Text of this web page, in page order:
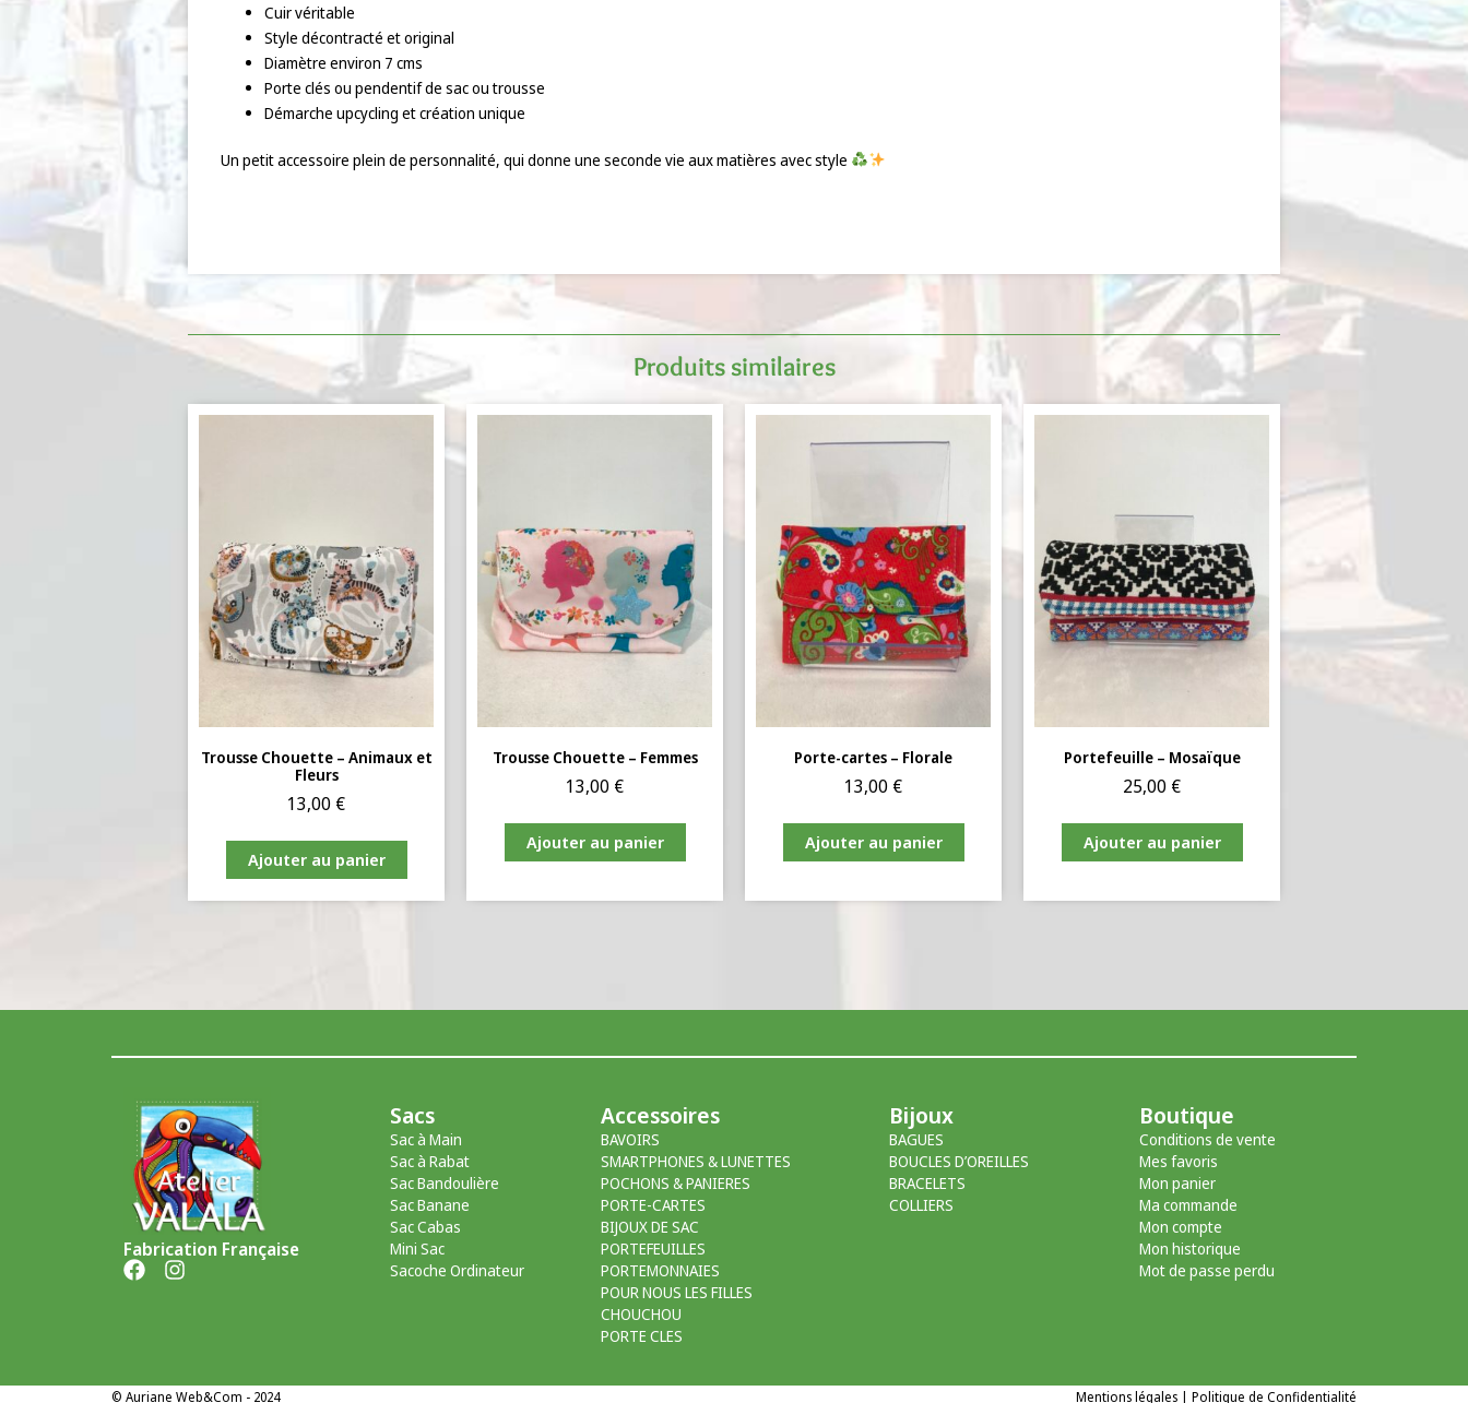
Cuir véritable
Style décontracté et original
Diamètre environ 7 cms
Porte clés ou pendentif de sac ou trousse
Démarche upcycling et création unique
Un petit accessoire plein de personnalité, qui donne une seconde vie aux matières avec style
Produits similaires
Trousse Chouette – Animaux et
Fleurs
13,00 €
Ajouter au panier
Trousse Chouette – Femmes
13,00 €
Ajouter au panier
Porte-cartes – Florale
13,00 €
Ajouter au panier
Portefeuille – Mosaïque
25,00 €
Ajouter au panier
Fabrication Française
Sacs
Sac à Main
Sac à Rabat
Sac Bandoulière
Sac Banane
Sac Cabas
Mini Sac
Sacoche Ordinateur
Accessoires
BAVOIRS
SMARTPHONES & LUNETTES
POCHONS & PANIERES
PORTE-CARTES
BIJOUX DE SAC
PORTEFEUILLES
PORTEMONNAIES
POUR NOUS LES FILLES
CHOUCHOU
PORTE CLES
Bijoux
BAGUES
BOUCLES D’OREILLES
BRACELETS
COLLIERS
Boutique
Conditions de vente
Mes favoris
Mon panier
Ma commande
Mon compte
Mon historique
Mot de passe perdu
© Auriane Web&Com - 2024 Mentions légales Politique de Confidentialité